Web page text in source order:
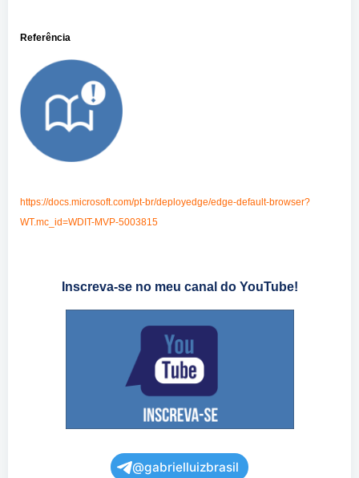
Referência
https://docs.microsoft.com/pt-br/deployedge/edge-default-browser?
WT.mc_id=WDIT-MVP-5003815
Inscreva-se no meu canal do YouTube!
@gabrielluizbrasil